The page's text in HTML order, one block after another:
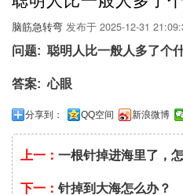
屑
脑筋急转弯 发布于 2025-12-31
问题
聪明人比一般人多了个
答案 心眼
分享到： QQ空间 新浪微博
上一： 一根针掉进海里了，
下一： 针掉到大海怎么办？